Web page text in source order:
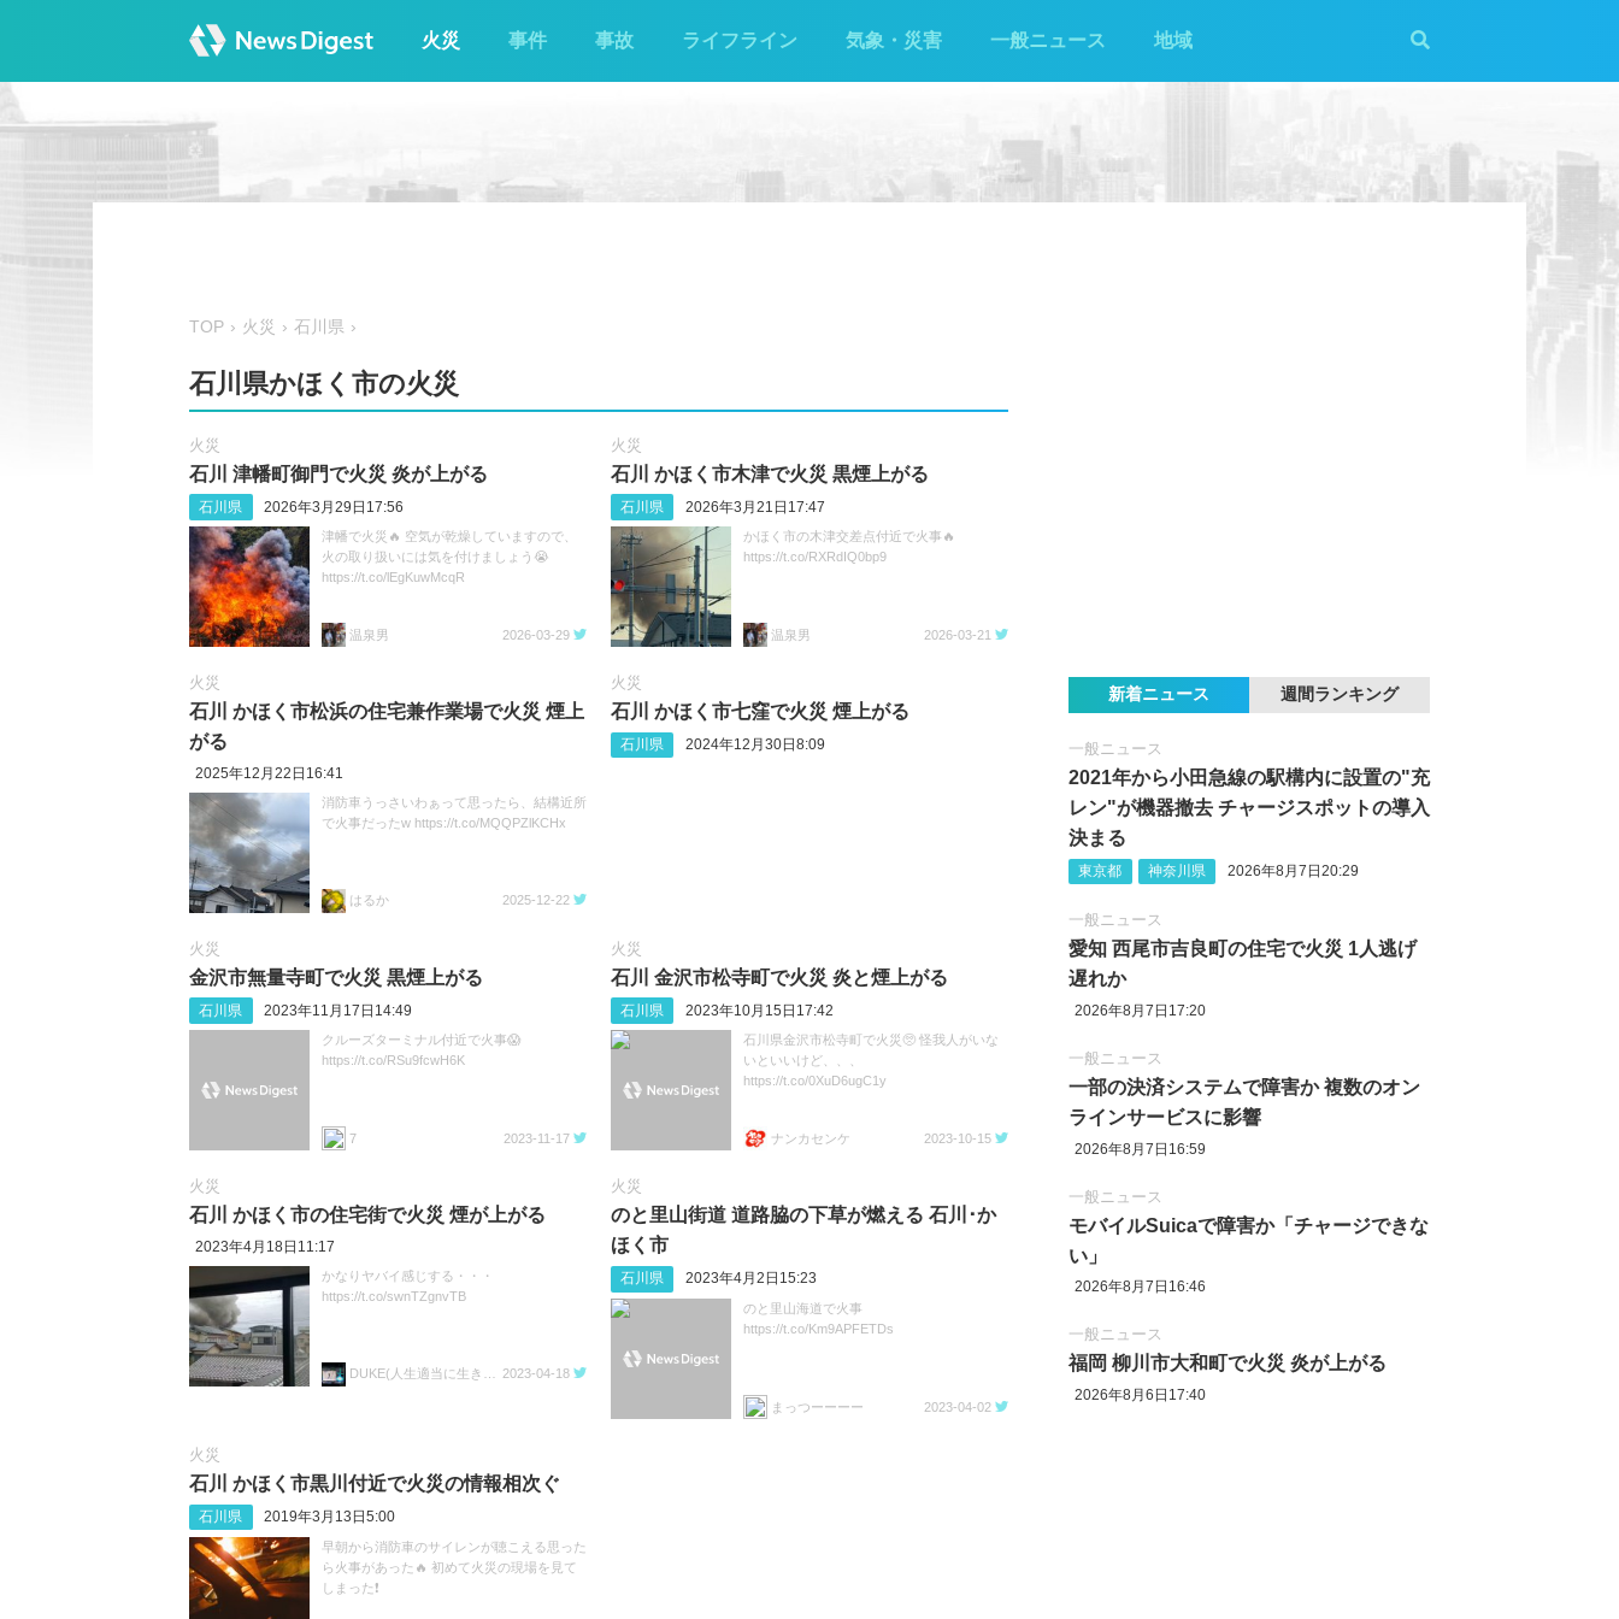
火災 事件 事故 ライフライン 気象・災害 一般ニュース 地域
TOP 火災 石川県
石川県かほく市の火災
火災
石川 津幡町御門で火災 炎が上がる
石川県 2026年3月29日17:56
津幡で火災🔥 空気が乾燥していますので、
火の取り扱いには気を付けましょう😭
https://t.co/lEgKuwMcqR
温泉男 2026-03-29
火災
石川 かほく市木津で火災 黒煙上がる
石川県 2026年3月21日17:47
かほく市の木津交差点付近で火事🔥
https://t.co/RXRdIQ0bp9
温泉男 2026-03-21
火災
石川 かほく市松浜の住宅兼作業場で火災 煙上
がる
2025年12月22日16:41
消防車うっさいわぁって思ったら、結構近所
で火事だったw https://t.co/MQQPZlKCHx
はるか 2025-12-22
火災
石川 かほく市七窪で火災 煙上がる
石川県 2024年12月30日8:09
火災
金沢市無量寺町で火災 黒煙上がる
石川県 2023年11月17日14:49
クルーズターミナル付近で火事😱
https://t.co/RSu9fcwH6K
7 2023-11-17
火災
石川 金沢市松寺町で火災 炎と煙上がる
石川県 2023年10月15日17:42
石川県金沢市松寺町で火災🥺 怪我人がいな
いといいけど、、、
https://t.co/0XuD6ugC1y
ナンカセンケ 2023-10-15
火災
石川 かほく市の住宅街で火災 煙が上がる
2023年4月18日11:17
かなりヤバイ感じする・・・
https://t.co/swnTZgnvTB
2023-04-18
火災
のと里山街道 道路脇の下草が燃える 石川･か
ほく市
石川県 2023年4月2日15:23
のと里山海道で火事
https://t.co/Km9APFETDs
まっつーーーー 2023-04-02
火災
石川 かほく市黒川付近で火災の情報相次ぐ
石川県 2019年3月13日5:00
早朝から消防車のサイレンが聴こえる思った
ら火事があった🔥 初めて火災の現場を見て
しまった❗
新着ニュース 週間ランキング
一般ニュース
2021年から小田急線の駅構内に設置の"充
レン"が機器撤去 チャージスポットの導入
決まる
東京都 神奈川県 2026年8月7日20:29
一般ニュース
愛知 西尾市吉良町の住宅で火災 1人逃げ
遅れか
2026年8月7日17:20
一般ニュース
一部の決済システムで障害か 複数のオン
ラインサービスに影響
2026年8月7日16:59
一般ニュース
モバイルSuicaで障害か「チャージできな
い」
2026年8月7日16:46
一般ニュース
福岡 柳川市大和町で火災 炎が上がる
2026年8月6日17:40